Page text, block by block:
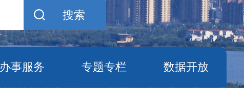
办事服务 专题专栏 数据开放